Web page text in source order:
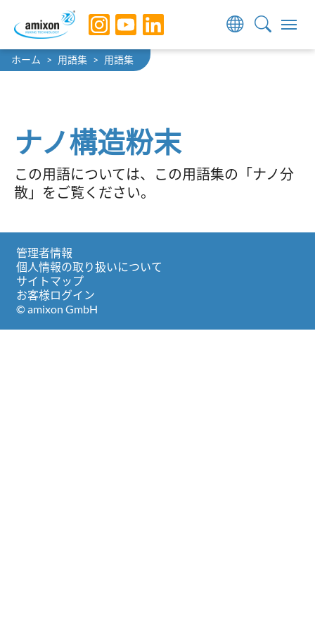
Skip to main navigation
Skip to main content
Skip to page footer
You are here:
ホーム 用語集 用語集
ナノ構造粉末
この用語については、この用語集の「ナノ分
散」をご覧ください。
管理者情報
個人情報の取り扱いについて
サイトマップ
お客様ログイン
© amixon GmbH